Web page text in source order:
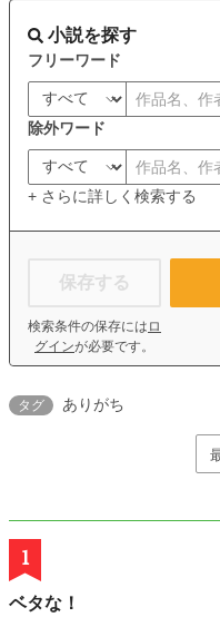
小説を探す
フリーワード
除外ワード
+ さらに詳しく検索する
保存する
検索条件の保存には ロ
グインが必要です。
タグ ありがち
1
ベタな！